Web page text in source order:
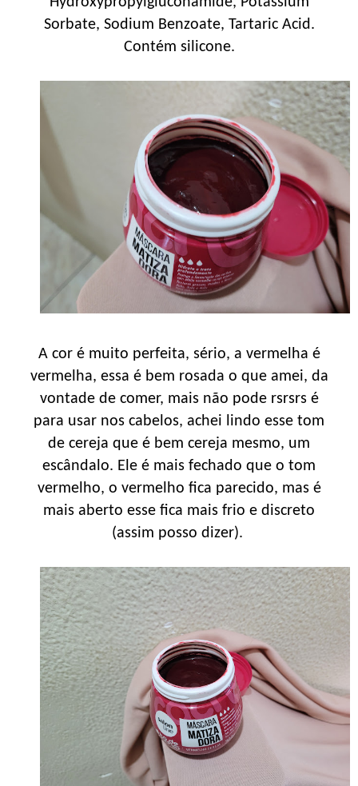
Sorbate, Sodium Benzoate, Tartaric Acid.
Contém silicone.
A cor é muito perfeita, sério, a vermelha é
vermelha, essa é bem rosada o que amei, da
vontade de comer, mais não pode rsrsrs é
para usar nos cabelos, achei lindo esse tom
de cereja que é bem cereja mesmo, um
escândalo. Ele é mais fechado que o tom
vermelho, o vermelho fica parecido, mas é
mais aberto esse fica mais frio e discreto
(assim posso dizer).